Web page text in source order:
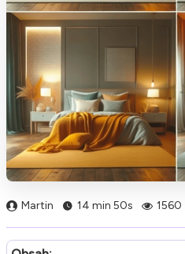
Martin 14 min 50s 1560